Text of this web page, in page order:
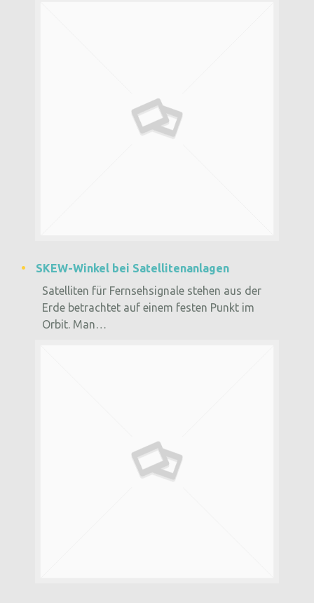
SKEW-Winkel bei Satellitenanlagen
Satelliten für Fernsehsignale stehen aus der
Erde betrachtet auf einem festen Punkt im
Orbit. Man…